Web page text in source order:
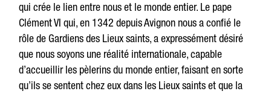
qui crée le lien entre nous et le monde entier. Le pape
Clément VI qui, en 1342 depuis Avignon nous a confié le
rôle de Gardiens des Lieux saints, a expressément désiré
que nous soyons une réalité internationale, capable
d’accueillir les pèlerins du monde entier, faisant en sorte
qu’ils se sentent chez eux dans les Lieux saints et que la